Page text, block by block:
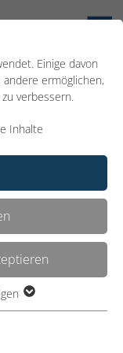
DE
Einige davon
ermöglichen,
verbessern.
Inhalte
Funktionen der
dass die